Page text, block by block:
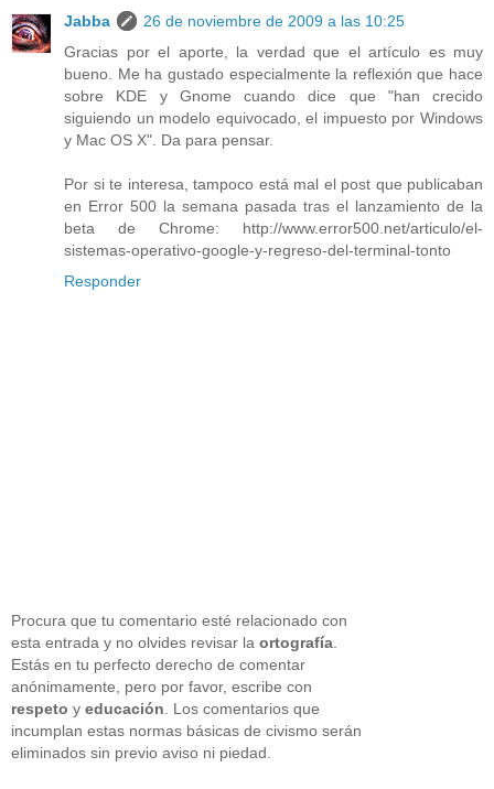
Jabba
26 de noviembre de 2009 a las 10:25
Gracias por el aporte, la verdad que el artículo es muy
bueno. Me ha gustado especialmente la reflexión que hace
sobre KDE y Gnome cuando dice que "han crecido
siguiendo un modelo equivocado, el impuesto por Windows
y Mac OS X". Da para pensar.
Por si te interesa, tampoco está mal el post que publicaban
en Error 500 la semana pasada tras el lanzamiento de la
beta de Chrome: http://www.error500.net/articulo/el-
sistemas-operativo-google-y-regreso-del-terminal-tonto
Responder
Procura que tu comentario esté relacionado con
esta entrada y no olvides revisar la ortografía
Estás en tu perfecto derecho de comentar
anónimamente, pero por favor, escribe con
respeto y educación . Los comentarios que
incumplan estas normas básicas de civismo serán
eliminados sin previo aviso ni piedad.